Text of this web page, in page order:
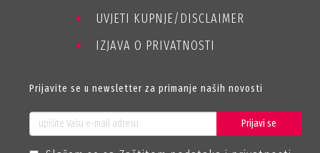
UVJETI KUPNJE/DISCLAIMER
IZJAVA O PRIVATNOSTI
Prijavite se u newsletter za primanje naših novosti
Prijavi se